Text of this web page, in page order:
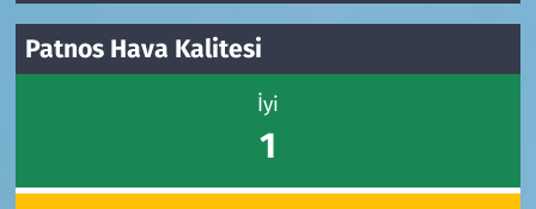
Patnos Hava Kalitesi
İyi
1